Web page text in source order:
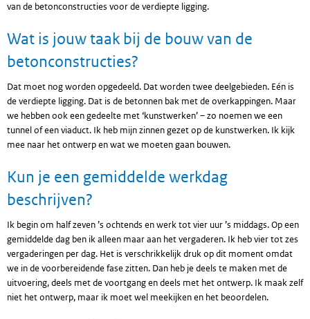
van de betonconstructies voor de verdiepte ligging.
Wat is jouw taak bij de bouw van de
betonconstructies?
Dat moet nog worden opgedeeld. Dat worden twee deelgebieden. Eén is
de verdiepte ligging. Dat is de betonnen bak met de overkappingen. Maar
we hebben ook een gedeelte met ‘kunstwerken’ – zo noemen we een
tunnel of een viaduct. Ik heb mijn zinnen gezet op de kunstwerken. Ik kijk
mee naar het ontwerp en wat we moeten gaan bouwen.
Kun je een gemiddelde werkdag
beschrijven?
Ik begin om half zeven ’s ochtends en werk tot vier uur ’s middags. Op een
gemiddelde dag ben ik alleen maar aan het vergaderen. Ik heb vier tot zes
vergaderingen per dag. Het is verschrikkelijk druk op dit moment omdat
we in de voorbereidende fase zitten. Dan heb je deels te maken met de
uitvoering, deels met de voortgang en deels met het ontwerp. Ik maak zelf
niet het ontwerp, maar ik moet wel meekijken en het beoordelen.